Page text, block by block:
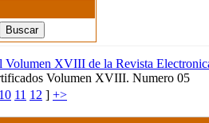
Volumen XVIII de la Revista
Volumen XVIII. Numero 05
10 11 12 ] +>